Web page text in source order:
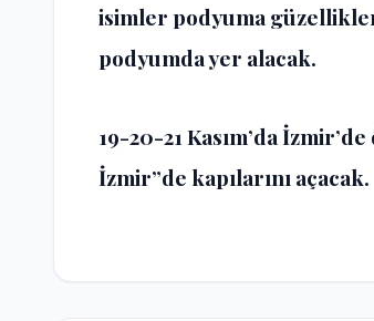
isimler podyuma
podyumda yer alacak.
19-20-21 Kasım’da
İzmir”de kapılarını açacak.